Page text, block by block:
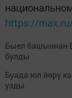
https://
Быел башыннан
булды
Буада юл йөрү
узды.